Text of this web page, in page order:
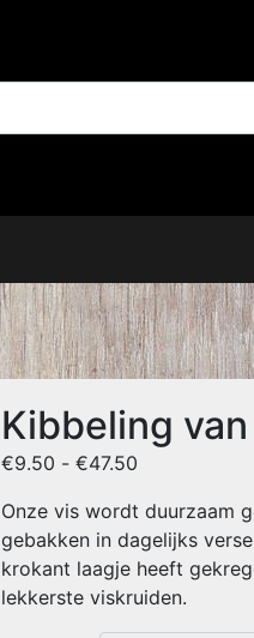
Kibbeling
€9.50 - €47.50
Onze vis wordt duurzaam
gebakken in dagelijks
krokant laagje heeft
lekkerste viskruiden.